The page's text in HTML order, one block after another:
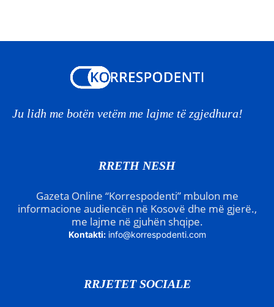
Ju lidh me botën vetëm me lajme të zgjedhura!
RRETH NESH
Gazeta Online “Korrespodenti” mbulon me
informacione audiencën në Kosovë dhe më gjerë.,
me lajme në gjuhën shqipe.
Kontakti: info@korrespodenti.com
RRJETET SOCIALE